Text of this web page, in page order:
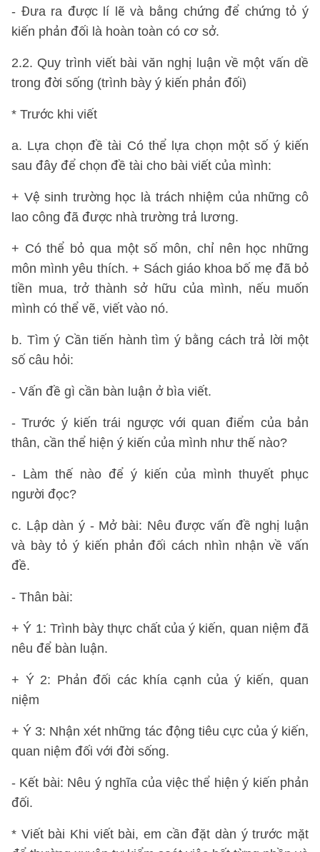
- Đưa ra được lí lẽ và bằng chứng để chứng tỏ ý
kiến phản đối là hoàn toàn có cơ sở.
2.2. Quy trình viết bài văn nghị luận về một vấn dề
trong đời sống (trình bày ý kiến phản đối)
* Trước khi viết
a. Lựa chọn đề tài Có thể lựa chọn một số ý kiến
sau đây để chọn đề tài cho bài viết của mình:
+ Vệ sinh trường học là trách nhiệm của những cô
lao công đã được nhà trường trả lương.
+ Có thể bỏ qua một số môn, chỉ nên học những
môn mình yêu thích. + Sách giáo khoa bố mẹ đã bỏ
tiền mua, trở thành sở hữu của mình, nếu muốn
mình có thể vẽ, viết vào nó.
b. Tìm ý Cần tiến hành tìm ý bằng cách trả lời một
số câu hỏi:
- Vấn đề gì cần bàn luận ở bìa viết.
- Trước ý kiến trái ngược với quan điểm của bản
thân, cần thể hiện ý kiến của mình như thế nào?
- Làm thế nào để ý kiến của mình thuyết phục
người đọc?
c. Lập dàn ý - Mở bài: Nêu được vấn đề nghị luận
và bày tỏ ý kiến phản đối cách nhìn nhận về vấn
đề.
- Thân bài:
+ Ý 1: Trình bày thực chất của ý kiến, quan niệm đã
nêu để bàn luận.
+ Ý 2: Phản đối các khía cạnh của ý kiến, quan
niệm
+ Ý 3: Nhận xét những tác động tiêu cực của ý kiến,
quan niệm đối với đời sống.
- Kết bài: Nêu ý nghĩa của việc thể hiện ý kiến phản
đối.
* Viết bài Khi viết bài, em cần đặt dàn ý trước mặt